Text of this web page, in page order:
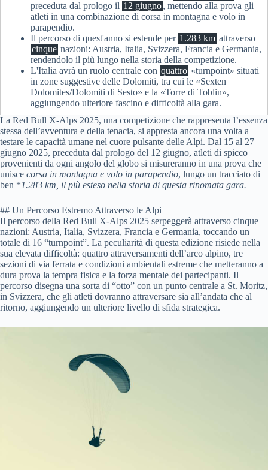
preceduta dal prologo il 12 giugno, mettendo alla prova gli
atleti in una combinazione di corsa in montagna e volo in
parapendio.
Il percorso di quest'anno si estende per 1.283 km attraverso
cinque nazioni: Austria, Italia, Svizzera, Francia e Germania,
rendendolo il più lungo nella storia della competizione.
L'Italia avrà un ruolo centrale con quattro «turnpoint» situati
in zone suggestive delle Dolomiti, tra cui le «Sexten
Dolomites/Dolomiti di Sesto» e la «Torre di Toblin»,
aggiungendo ulteriore fascino e difficoltà alla gara.
La Red Bull X-Alps 2025, una competizione che rappresenta l’essenza
stessa dell’avventura e della tenacia, si appresta ancora una volta a
testare le capacità umane nel cuore pulsante delle Alpi. Dal 15 al 27
giugno 2025, preceduta dal prologo del 12 giugno, atleti di spicco
provenienti da ogni angolo del globo si misureranno in una prova che
unisce corsa in montagna e volo in parapendio, lungo un tracciato di
ben *1.283 km , il più esteso nella storia di questa rinomata gara.
## Un Percorso Estremo Attraverso le Alpi
Il percorso della Red Bull X-Alps 2025 serpeggerà attraverso cinque
nazioni: Austria, Italia, Svizzera, Francia e Germania, toccando un
totale di 16 “turnpoint”. La peculiarità di questa edizione risiede nella
sua elevata difficoltà: quattro attraversamenti dell’arco alpino, tre
sezioni di via ferrata e condizioni ambientali estreme che metteranno a
dura prova la tempra fisica e la forza mentale dei partecipanti. Il
percorso disegna una sorta di “otto” con un punto centrale a St. Moritz,
in Svizzera, che gli atleti dovranno attraversare sia all’andata che al
ritorno, aggiungendo un ulteriore livello di sfida strategica.